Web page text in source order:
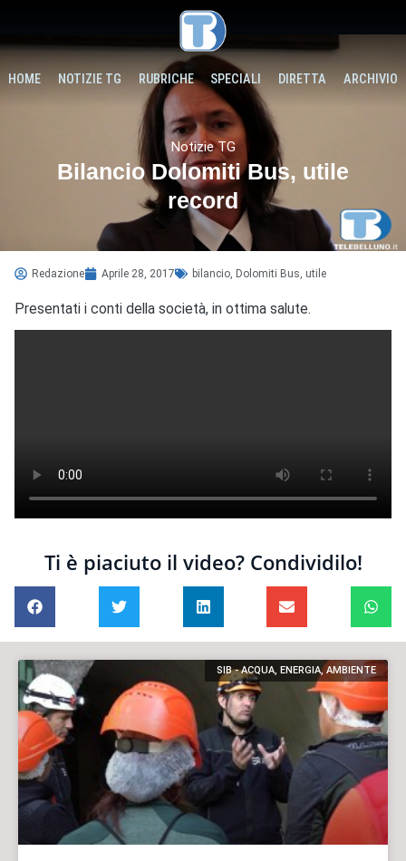
HOME NOTIZIE TG RUBRICHE SPECIALI DIRETTA ARCHIVIO
Notizie TG
Bilancio Dolomiti Bus, utile
record
Redazione Aprile 28, 2017 bilancio Dolomiti Bus utile
Presentati i conti della società, in ottima salute.
Ti è piaciuto il video? Condividilo!
SIB - ACQUA, ENERGIA, AMBIENTE